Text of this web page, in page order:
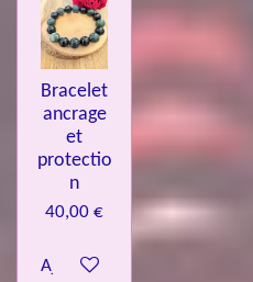
Bracelet
ancrage
et
protectio
n
40,00 €
Ajouter au panier